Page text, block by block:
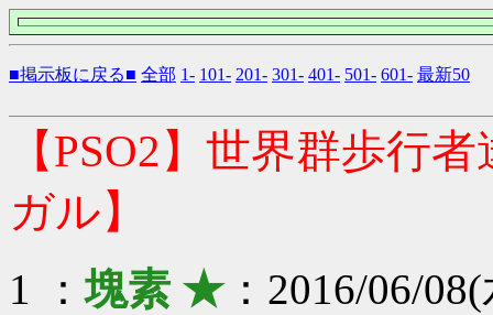
■掲示板に戻る■ 全部 1- 101- 201- 301- 401- 501- 601- 最新50
【PSO2】世界群歩行
ガル】
1 ：塊素 ★：2016/06/